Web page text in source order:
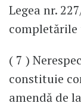
Legea nr.
( 7 )
constituie
amendă de